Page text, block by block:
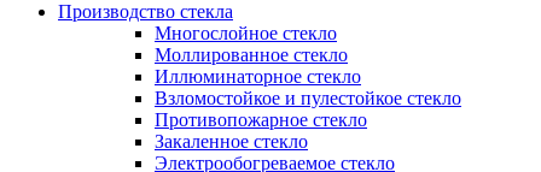
Производство стекла
Многослойное стекло
Моллированное стекло
Иллюминаторное стекло
Взломостойкое и пулестойкое стекло
Противопожарное стекло
Закаленное стекло
Электрообогреваемое стекло